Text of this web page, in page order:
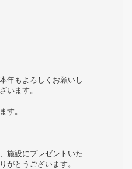
年もよろしくお願いし
います。
す。
施設にプレゼントいた
がとうございます。